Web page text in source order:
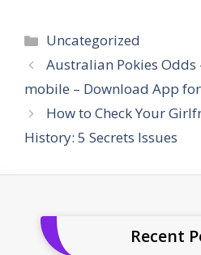
Categories
Uncategorized
Australian Pokies Odds
mobile – Download App
How to Check Your
History: 5 Secrets Issues
Recent